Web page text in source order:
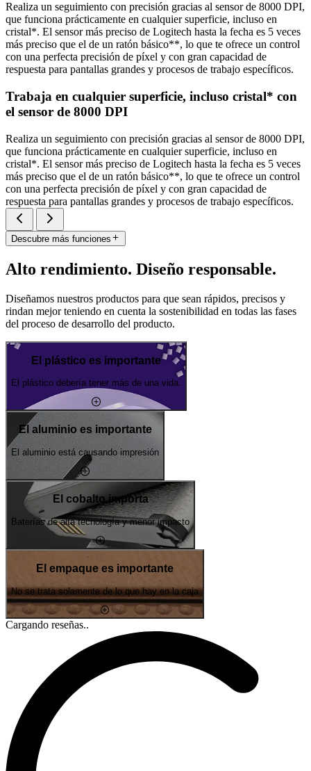
Realiza un seguimiento con precisión gracias al sensor de 8000 DPI,
que funciona prácticamente en cualquier superficie, incluso en
cristal*. El sensor más preciso de Logitech hasta la fecha es 5 veces
más preciso que el de un ratón básico**, lo que te ofrece un control
con una perfecta precisión de píxel y con gran capacidad de
respuesta para pantallas grandes y procesos de trabajo específicos.
Trabaja en cualquier superficie, incluso cristal* con
el sensor de 8000 DPI
Realiza un seguimiento con precisión gracias al sensor de 8000 DPI,
que funciona prácticamente en cualquier superficie, incluso en
cristal*. El sensor más preciso de Logitech hasta la fecha es 5 veces
más preciso que el de un ratón básico**, lo que te ofrece un control
con una perfecta precisión de píxel y con gran capacidad de
respuesta para pantallas grandes y procesos de trabajo específicos.
Descubre más funciones
Alto rendimiento. Diseño responsable.
Diseñamos nuestros productos para que sean rápidos, precisos y
rindan mejor teniendo en cuenta la sostenibilidad en todas las fases
del proceso de desarrollo del producto.
El plástico es importante
El plástico debería tener más de una vida.
El aluminio es importante
El aluminio está causando impresión
El cobalto importa
Baterías de alta tecnología y menor impacto
El empaque es importante
No se trata solamente de lo que hay en la caja
Cargando reseñas..